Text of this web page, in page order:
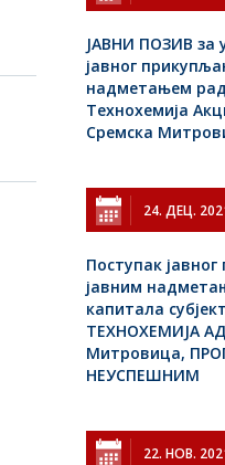
JАВНИ ПОЗИВ за
јавног
надметањем
Технохемија
Сремска
24. ДЕЦ.
Поступак
јавним
капитала
ТЕХНОХЕМИЈА АД
Митровица,
НЕУСПЕШНИМ
22. НОВ.